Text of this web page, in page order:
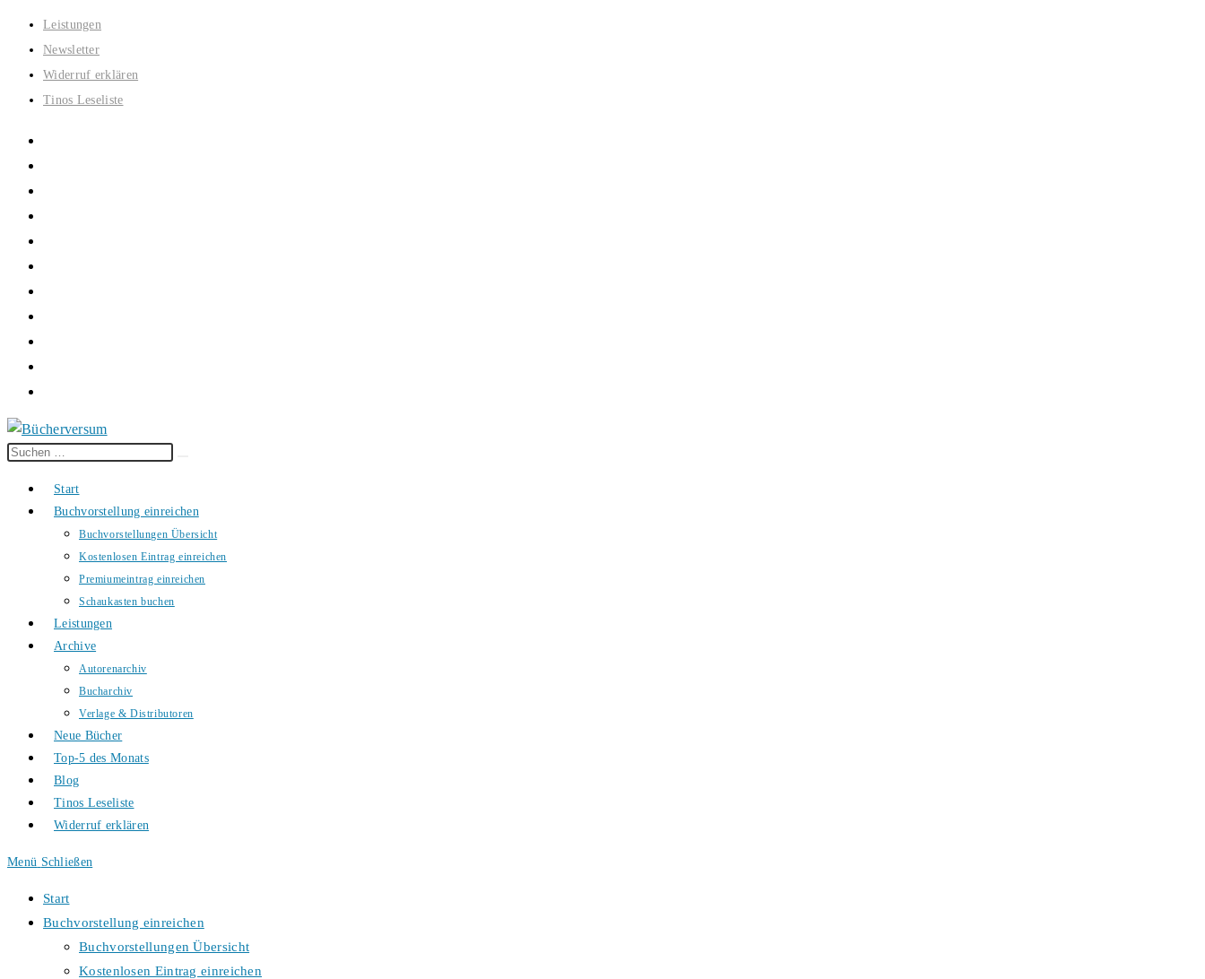
Zum
Inhalt
springen
Leistungen
Newsletter
Widerruf erklären
Tinos Leseliste
Diese
durchsuchen
Start
Buchvorstellung einreichen
Buchvorstellungen Übersicht
Kostenlosen Eintrag einreichen
Premiumeintrag einreichen
Schaukasten buchen
Leistungen
Archive
Autorenarchiv
Bucharchiv
Verlage & Distributoren
Neue Bücher
Top-5 des Monats
Blog
Tinos Leseliste
Widerruf erklären
Menü Schließen
Start
Buchvorstellung einreichen
Buchvorstellungen Übersicht
Kostenlosen Eintrag einreichen